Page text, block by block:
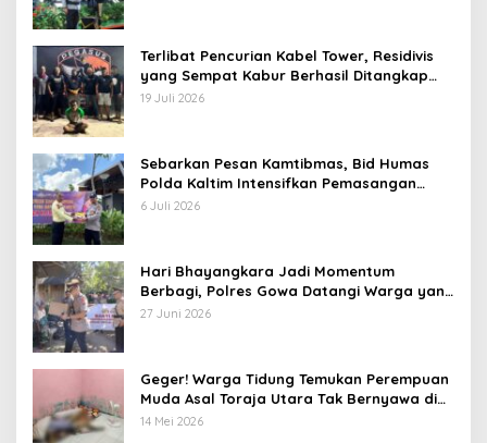
Terlibat Pencurian Kabel Tower, Residivis
yang Sempat Kabur Berhasil Ditangkap
Tim Gabungan di Jeneponto
19 Juli 2026
Sebarkan Pesan Kamtibmas, Bid Humas
Polda Kaltim Intensifkan Pemasangan
Spanduk serta Pembagian Stiker
6 Juli 2026
Hari Bhayangkara Jadi Momentum
Berbagi, Polres Gowa Datangi Warga yang
Membutuhkan
27 Juni 2026
Geger! Warga Tidung Temukan Perempuan
Muda Asal Toraja Utara Tak Bernyawa di
Kamar Kos
14 Mei 2026